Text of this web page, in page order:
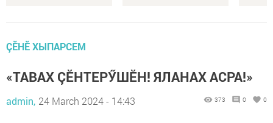
ÇӖНӖ ХЫПАРСЕМ
«ТАВАХ ÇӖНТЕРӲШӖН! ЯЛАНАХ АСРА!»
admin, 24 March 2024 - 14:43 373 0 0